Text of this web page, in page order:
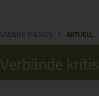
UNSERE THEMEN AKTUELL
Verbände